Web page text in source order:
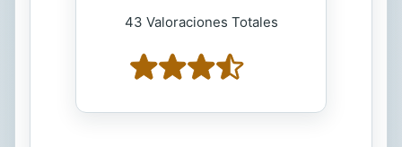
43 Valoraciones Totales